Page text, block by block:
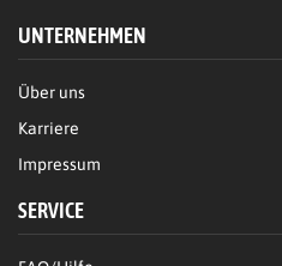
UNTERNEHMEN
Über uns
Karriere
Impressum
SERVICE